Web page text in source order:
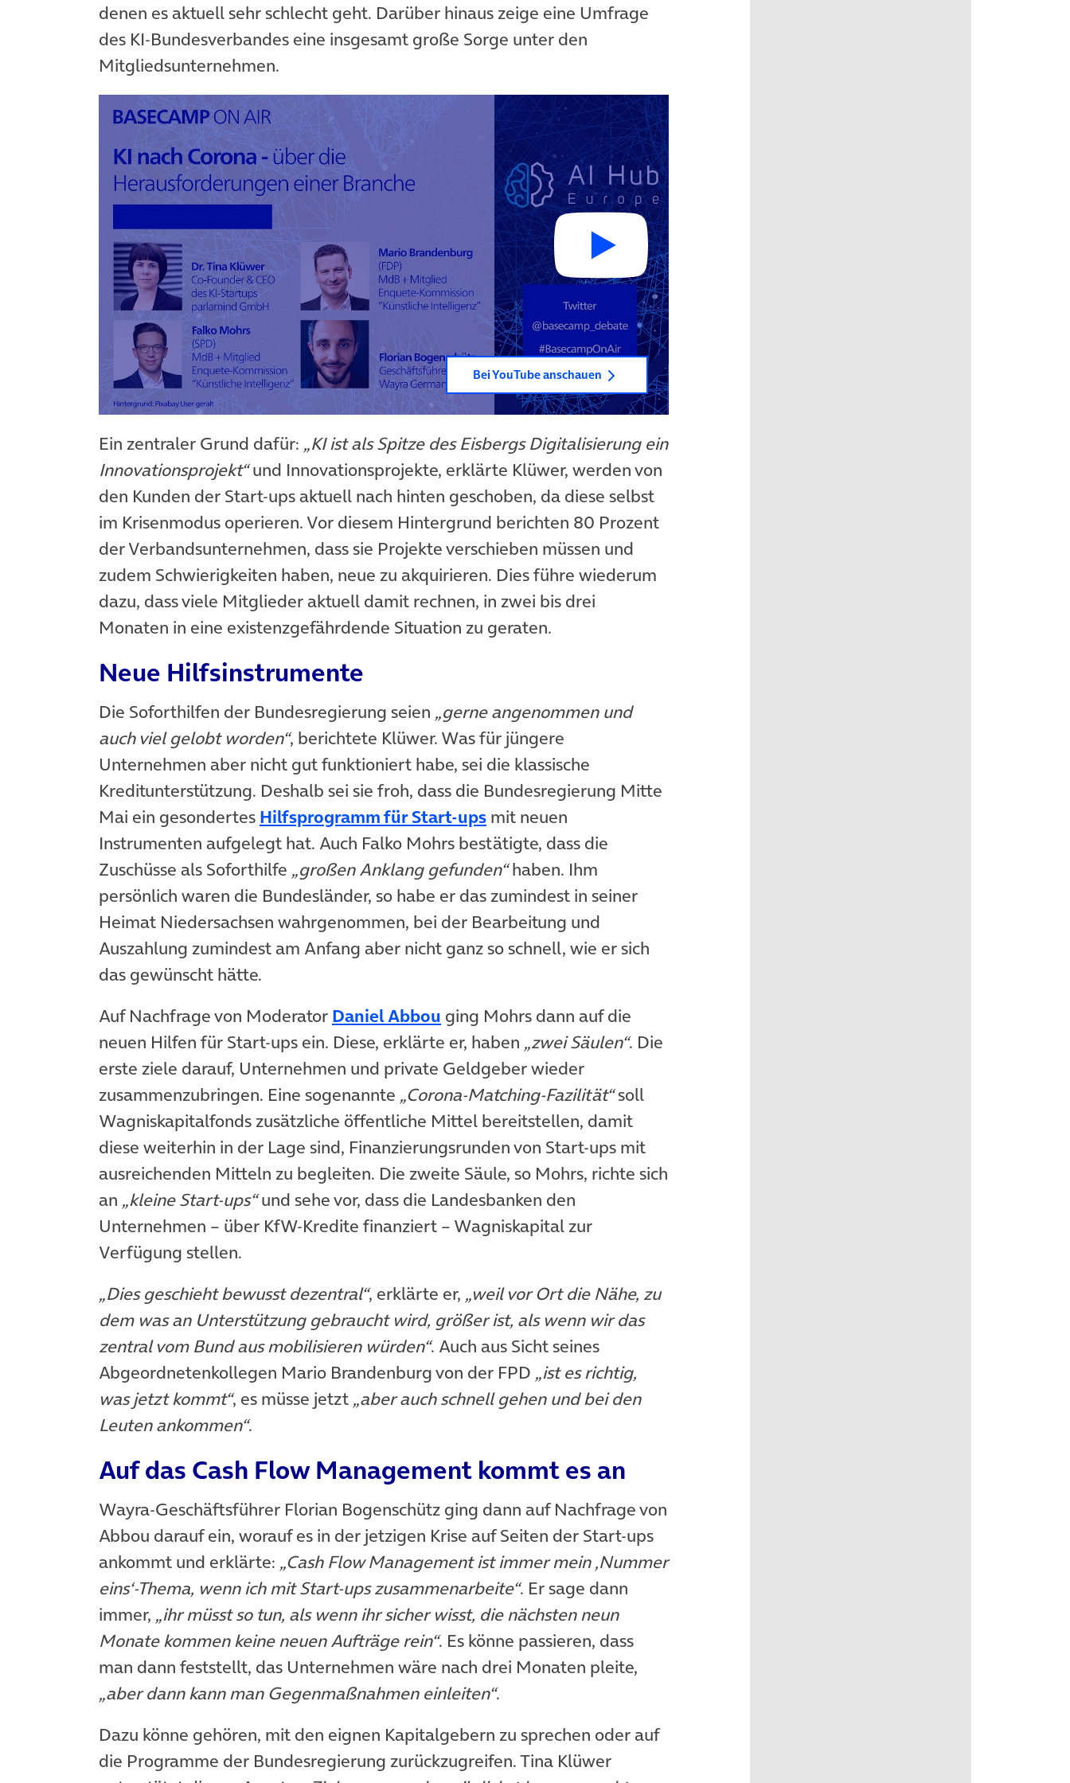
denen es aktuell sehr schlecht geht. Darüber hinaus zeige eine Umfrage
des KI-Bundesverbandes eine insgesamt große Sorge unter den
Mitgliedsunternehmen.
Bei YouTube anschauen
Ein zentraler Grund dafür: „KI ist als Spitze des Eisbergs Digitalisierung ein
Innovationsprojekt“und Innovationsprojekte, erklärte Klüwer, werden von
den Kunden der Start-ups aktuell nach hinten geschoben, da diese selbst
im Krisenmodus operieren. Vor diesem Hintergrund berichten 80 Prozent
der Verbandsunternehmen, dass sie Projekte verschieben müssen und
zudem Schwierigkeiten haben, neue zu akquirieren. Dies führe wiederum
dazu, dass viele Mitglieder aktuell damit rechnen, in zwei bis drei
Monaten in eine existenzgefährdende Situation zu geraten.
Neue Hilfsinstrumente
Die Soforthilfen der Bundesregierung seien „gerne angenommen und
auch viel gelobt worden“, berichtete Klüwer. Was für jüngere
Unternehmen aber nicht gut funktioniert habe, sei die klassische
Kreditunterstützung. Deshalb sei sie froh, dass die Bundesregierung Mitte
Mai ein gesondertes Hilfsprogramm für Start-ups(öffnet in neuem Tab)
mit neuen
Instrumenten aufgelegt hat. Auch Falko Mohrs bestätigte, dass die
Zuschüsse als Soforthilfe „großen Anklang gefunden“haben. Ihm
persönlich waren die Bundesländer, so habe er das zumindest in seiner
Heimat Niedersachsen wahrgenommen, bei der Bearbeitung und
Auszahlung zumindest am Anfang aber nicht ganz so schnell, wie er sich
das gewünscht hätte.
Auf Nachfrage von Moderator Daniel Abbou (öffnet in neuem Tab)
ging Mohrs dann auf die
neuen Hilfen für Start-ups ein. Diese, erklärte er, haben „zwei Säulen“. Die
erste ziele darauf, Unternehmen und private Geldgeber wieder
zusammenzubringen. Eine sogenannte „Corona-Matching-Fazilität“soll
Wagniskapitalfonds zusätzliche öffentliche Mittel bereitstellen, damit
diese weiterhin in der Lage sind, Finanzierungsrunden von Start-ups mit
ausreichenden Mitteln zu begleiten. Die zweite Säule, so Mohrs, richte sich
an „kleine Start-ups“und sehe vor, dass die Landesbanken den
Unternehmen – über KfW-Kredite finanziert – Wagniskapital zur
Verfügung stellen.
„Dies geschieht bewusst dezentral“, erklärte er, „weil vor Ort die Nähe, zu
dem was an Unterstützung gebraucht wird, größer ist, als wenn wir das
zentral vom Bund aus mobilisieren würden“. Auch aus Sicht seines
Abgeordnetenkollegen Mario Brandenburg von der FPD „ist es richtig,
was jetzt kommt“, es müsse jetzt „aber auch schnell gehen und bei den
Leuten ankommen“.
Auf das Cash Flow Management kommt es an
Wayra-Geschäftsführer Florian Bogenschütz ging dann auf Nachfrage von
Abbou darauf ein, worauf es in der jetzigen Krise auf Seiten der Start-ups
ankommt und erklärte: „Cash Flow Management ist immer mein ‚Nummer
eins‘-Thema, wenn ich mit Start-ups zusammenarbeite“. Er sage dann
immer, „ihr müsst so tun, als wenn ihr sicher wisst, die nächsten neun
Monate kommen keine neuen Aufträge rein“. Es könne passieren, dass
man dann feststellt, das Unternehmen wäre nach drei Monaten pleite,
„aber dann kann man Gegenmaßnahmen einleiten“.
Dazu könne gehören, mit den eignen Kapitalgebern zu sprechen oder auf
die Programme der Bundesregierung zurückzugreifen. Tina Klüwer